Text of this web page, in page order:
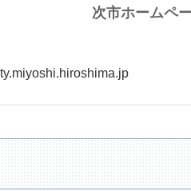
次市ホームペ